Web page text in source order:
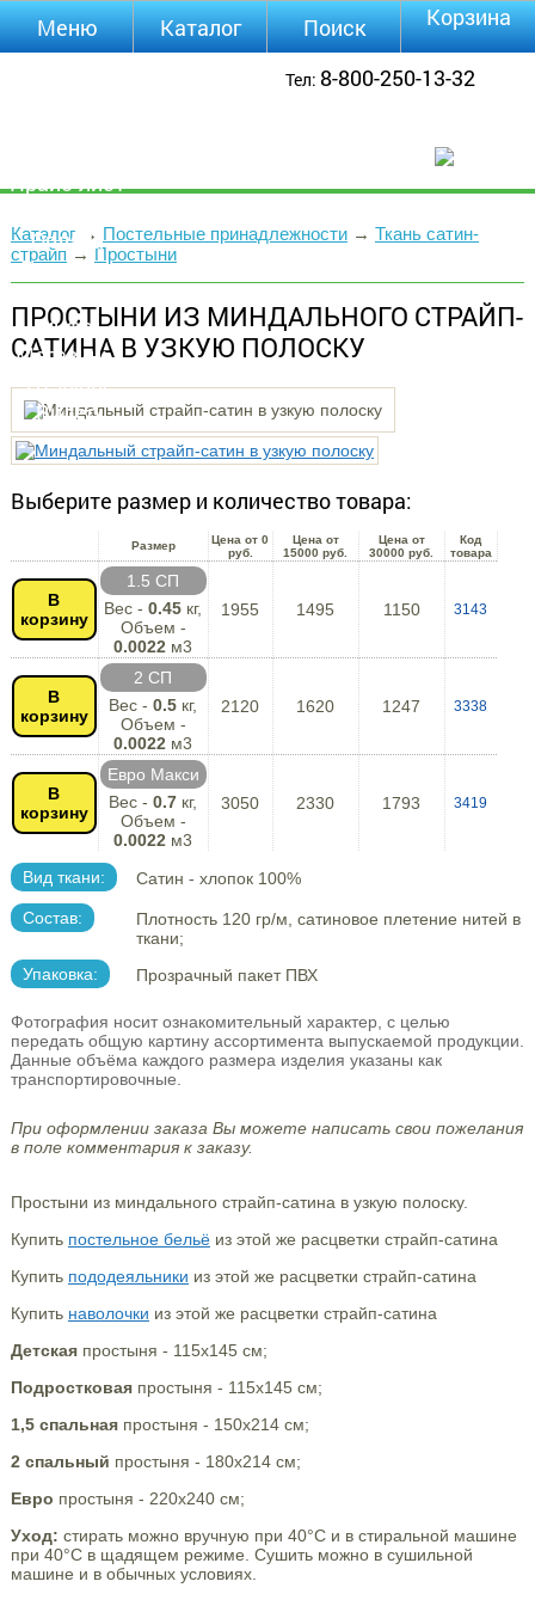
Тел: 8-800-250-13-32
Каталог→ Постельные принадлежности→ Ткань сатин-
страйп → Простыни
ПРОСТЫНИ ИЗ МИНДАЛЬНОГО СТРАЙП-
САТИНА В УЗКУЮ ПОЛОСКУ
Выберите размер и количество товара:
Размер
Цена от 0
руб.
Цена от
15000 руб.
Цена от
30000 руб.
Код
товара
В
корзину
1.5 СП
Вес -0.45 кг,
Объем -
0.0022 м3
1955 1495 1150 3143
В
корзину
2 СП
Вес -0.5 кг,
Объем -
0.0022 м3
2120 1620 1247 3338
В
корзину
Евро Макси
Вес -0.7 кг,
Объем -
0.0022 м3
3050 2330 1793 3419
Вид ткани: Сатин - хлопок 100%
Состав:
Плотность 120 гр/м, сатиновое плетение нитей в
ткани;
Упаковка:
Прозрачный пакет ПВХ
Фотография носит ознакомительный характер, с целью
передать общую картину ассортимента выпускаемой продукции.
Данные объёма каждого размера изделия указаны как
транспортировочные.
При оформлении заказа Вы можете написать свои пожелания
в поле комментария к заказу.
Простыни из миндального страйп-сатина в узкую полоску.
Купить постельное бельёиз этой же расцветки страйп-сатина
Купить пододеяльники из этой же расцветки страйп-сатина
Купить наволочки из этой же расцветки страйп-сатина
Детскаяпростыня - 115х145 см;
Подростковаяпростыня - 115х145 см;
1,5 спальнаяпростыня - 150х214 см;
2 спальный простыня - 180х214 см;
Евро простыня - 220х240 см;
Уход: стирать можно вручную при 40°С и в стиральной машине
при 40°С в щадящем режиме. Сушить можно в сушильной
машине и в обычных условиях.
Меню
Прайс-лист
Оплата
Доставка
инфа
Магазины
Отзывы
Видео
Каталог Поиск Корзина